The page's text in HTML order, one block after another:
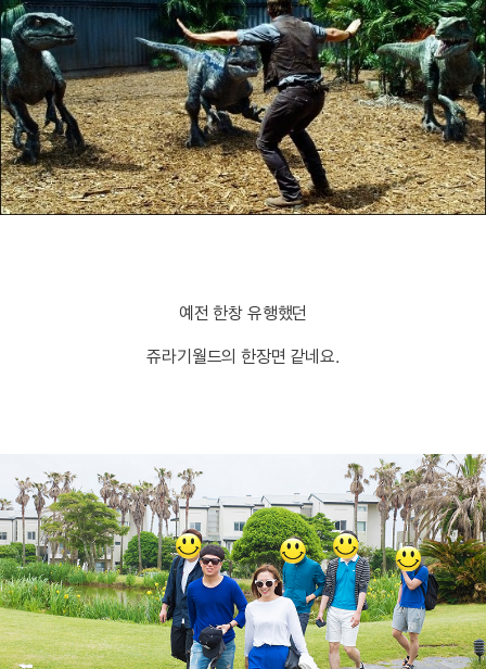
예전 한창 유행했던
쥬라기월드의 한장면 같네요.